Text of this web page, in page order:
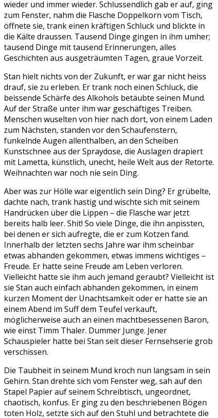
wieder und immer wieder. Schlussendlich gab er auf, ging
zum Fenster, nahm die Flasche Doppelkorn vom Tisch,
öffnete sie, trank einen kräftigen Schluck und blickte in
die Kälte draussen. Tausend Dinge gingen in ihm umher;
tausend Dinge mit tausend Erinnerungen, alles
Geschichten aus ausgeträumten Tagen, graue Vorzeit.
Stan hielt nichts von der Zukunft, er war gar nicht heiss
drauf, sie zu erleben. Er trank noch einen Schluck, die
beissende Schärfe des Alkohols betäubte seinen Mund.
Auf der Straße unter ihm war geschäftiges Treiben.
Menschen wuselten von hier nach dort, von einem Laden
zum Nächsten, standen vor den Schaufenstern,
funkelnde Augen allenthalben, an den Scheiben
Kunstschnee aus der Spraydose, die Auslagen drapiert
mit Lametta, künstlich, unecht, heile Welt aus der Retorte.
Weihnachten war noch nie sein Ding.
Aber was zur Hölle war eigentlich sein Ding? Er grübelte,
dachte nach, trank hastig und wischte sich mit seinem
Handrücken über die Lippen – die Flasche war jetzt
bereits halb leer. Shit! So viele Dinge, die ihn anpissten,
bei denen er sich aufregte, die er zum Kotzen fand.
Innerhalb der letzten sechs Jahre war ihm scheinbar
etwas abhanden gekommen, etwas immens wichtiges –
Freude. Er hatte seine Freude am Leben verloren.
Vielleicht hatte sie ihm auch jemand geraubt? Vielleicht ist
sie Stan auch einfach abhanden gekommen, in einem
kurzen Moment der Unachtsamkeit oder er hatte sie an
einem Abend im Suff dem Teufel verkauft,
möglicherweise auch an einen machtbesessenen Baron,
wie einst Timm Thaler. Dummer Junge. Jener
Schauspieler hatte bei Stan seit dieser Fernsehserie grob
verschissen.
Die Taubheit in seinem Mund kroch nun langsam in sein
Gehirn. Stan drehte sich vom Fenster weg, sah auf den
Stapel Papier auf seinem Schreibtisch, ungeordnet,
chaotisch, konfus. Er ging zu den beschriebenen Bögen
toten Holz, setzte sich auf den Stuhl und betrachtete die